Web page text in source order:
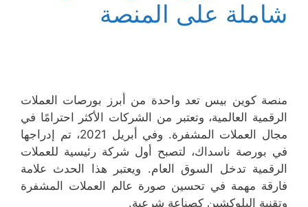
شاملة على المنصة
منصة كوين بيس تعد واحدة من أبرز بورصات العملات
الرقمية العالمية، وتعتبر من الشركات الأكثر احترامًا في
مجال العملات المشفرة. وفي أبريل 2021، تم إدراجها
في بورصة ناسداك، لتصبح أول شركة رئيسية للعملات
الرقمية تدخل السوق العام. ويعتبر هذا الحدث علامة
فارقة مهمة في تحسين صورة عالم العملات المشفرة
وتقنية البلوكشين كصناعة شرعية.